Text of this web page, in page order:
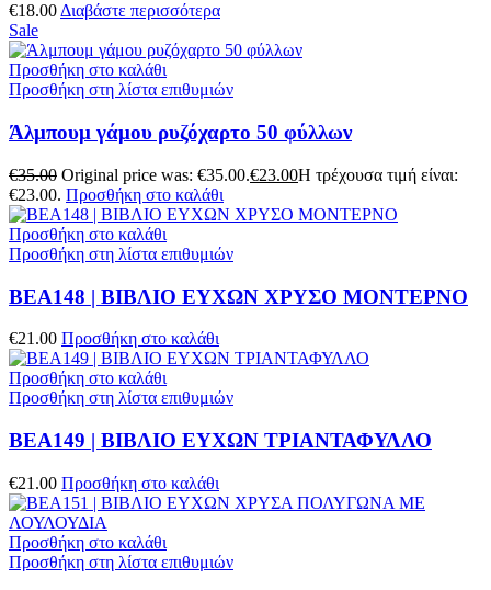
€18.00 Διαβάστε περισσότερα
Sale
Προσθήκη στο καλάθι
Προσθήκη στη λίστα επιθυμιών
Άλμπουμ γάμου ρυζόχαρτο 50 φύλλων
€35.00 Original price was: €35.00.€23.00Η τρέχουσα τιμή είναι:
€23.00. Προσθήκη στο καλάθι
Προσθήκη στο καλάθι
Προσθήκη στη λίστα επιθυμιών
ΒΕΑ148 | ΒΙΒΛΙΟ ΕΥΧΩΝ ΧΡΥΣΟ ΜΟΝΤΕΡΝΟ
€21.00 Προσθήκη στο καλάθι
Προσθήκη στο καλάθι
Προσθήκη στη λίστα επιθυμιών
ΒΕΑ149 | ΒΙΒΛΙΟ ΕΥΧΩΝ ΤΡΙΑΝΤΑΦΥΛΛΟ
€21.00 Προσθήκη στο καλάθι
Προσθήκη στο καλάθι
Προσθήκη στη λίστα επιθυμιών